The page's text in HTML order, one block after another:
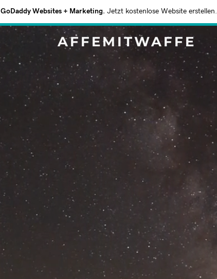
GoDaddy Websites + Marketing. Jetzt kostenlose Website erstellen.
AFFEMITWAFFE